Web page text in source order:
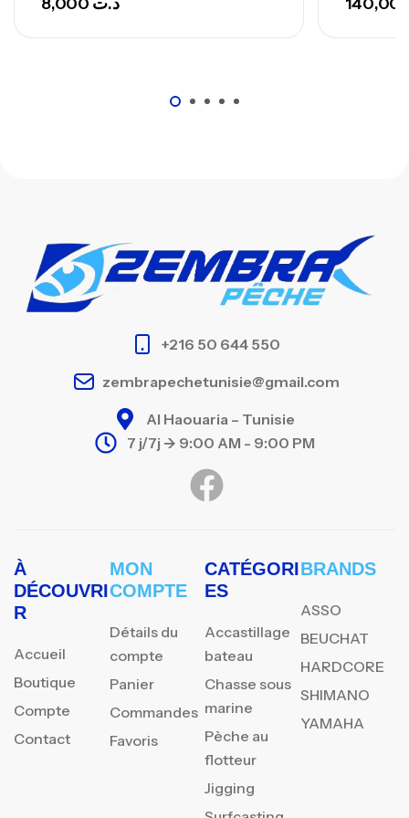
+216 50 644 550
zembrapechetunisie@gmail.com
Al Haouaria – Tunisie
7 j/7j -> 9:00 AM - 9:00 PM
À
DÉCOUVRI
R
Accueil
Boutique
Compte
Contact
MON
COMPTE
Détails du
compte
Panier
Commandes
Favoris
CATÉGORI
ES
Accastillage
bateau
Chasse sous
marine
Pèche au
flotteur
Jigging
BRANDS
ASSO
BEUCHAT
HARDCORE
SHIMANO
YAMAHA